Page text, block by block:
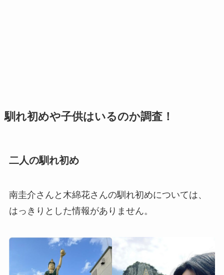
馴れ初めや子供はいるのか調査！
二人の馴れ初め
南圭介さんと木綿花さんの馴れ初めについては、
はっきりとした情報がありません。